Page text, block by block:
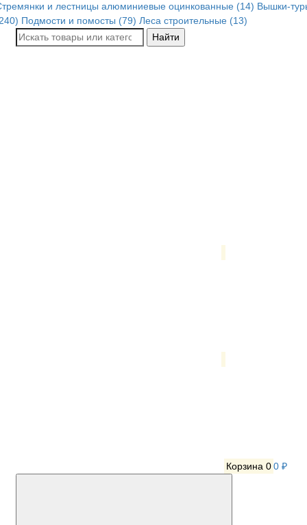
и лестницы алюминиевые оцинкованные (14) Вышки-
Подмости и помосты (79) Леса строительные (13)
Найти
Корзина 00 ₽